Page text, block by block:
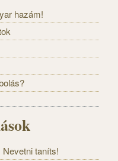
hazám!
taníts!